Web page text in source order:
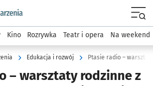
wroclaw.pl podserwis: Wydarzenia
Kino Rozrywka Teatr i opera Na weekend
Edukacja i rozwój
– warsztaty rodzinne z